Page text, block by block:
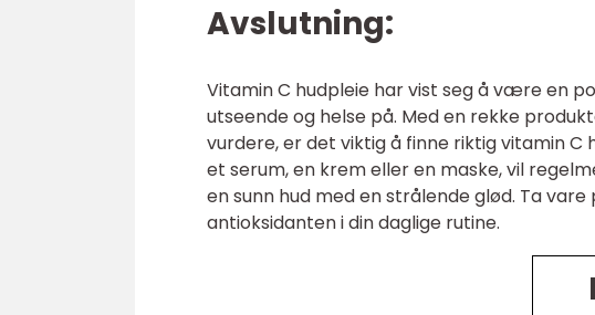
Avslutning:
Vitamin C hudpleie har vist seg å være en
utseende og helse på. Med en rekke
vurdere, er det viktig å finne riktig vitamin
et serum, en krem eller en maske, vil
en sunn hud med en strålende glød. Ta
antioksidanten i din daglige rutine.